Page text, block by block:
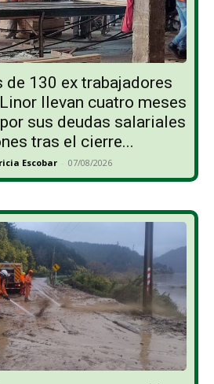
130 ex trabajadores
llevan cuatro meses
sus deudas salariales
tras el cierre...
Escobar - 07/08/2026